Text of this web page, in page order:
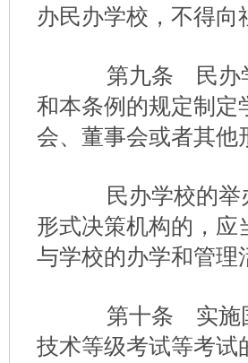
办民办学校，不得
第九条 民办学
和本条例的规定制定
会、董事会或者其他
民办学校的举
形式决策机构的，
与学校的办学和管理
第十条 实施国
技术等级考试等考试